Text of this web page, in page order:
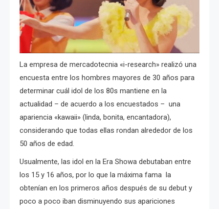
La empresa de mercadotecnia «i-research» realizó una
encuesta entre los hombres mayores de 30 años para
determinar cuál idol de los 80s mantiene en la
actualidad – de acuerdo a los encuestados – una
apariencia «kawaii» (linda, bonita, encantadora),
considerando que todas ellas rondan alrededor de los
50 años de edad.
Usualmente, las idol en la Era Showa debutaban entre
los 15 y 16 años, por lo que la máxima fama la
obtenían en los primeros años después de su debut y
poco a poco iban disminuyendo sus apariciones